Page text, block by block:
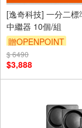
[逸奇科技] 一分二標
中繼器 10個/組
贈OPENPOINT
$ 6490
$3,888